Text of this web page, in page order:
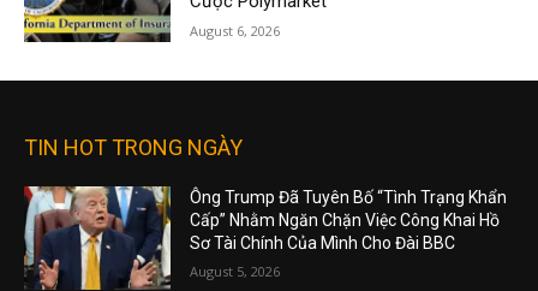
August 6, 2026
TIN HOT TRONG NGÀY
Ông Trump Đã Tuyên Bố “Tình Trạng Khẩn
Cấp” Nhằm Ngăn Chặn Việc Công Khai Hồ
Sơ Tài Chính Của Mình Cho Đài BBC
August 5, 2026